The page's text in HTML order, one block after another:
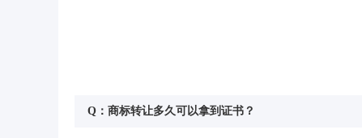
Q：商标转让多久可以拿到证书？